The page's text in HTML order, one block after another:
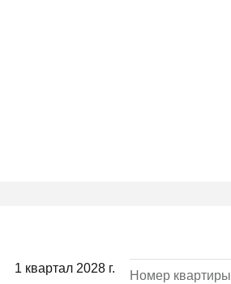
1 квартал 2028 г.
Номер квартиры